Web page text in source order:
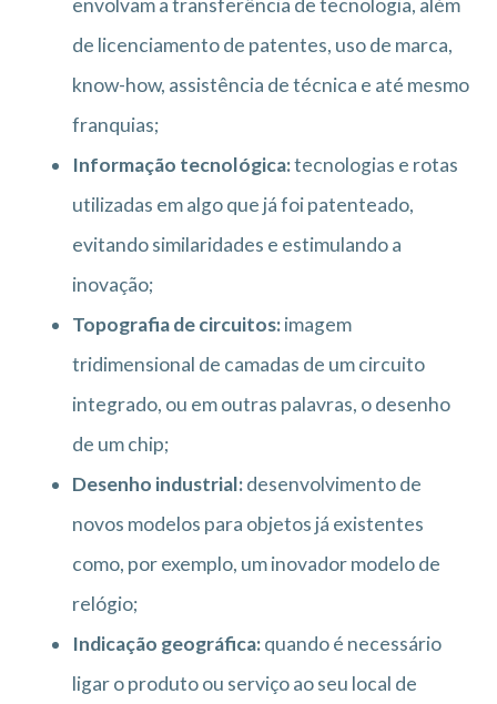
envolvam a transferência de tecnologia, além
de licenciamento de patentes, uso de marca,
know-how, assistência de técnica e até mesmo
franquias;
Informação tecnológica:tecnologias e rotas
utilizadas em algo que já foi patenteado,
evitando similaridades e estimulando a
inovação;
Topografia de circuitos:imagem
tridimensional de camadas de um circuito
integrado, ou em outras palavras, o desenho
de um chip;
Desenho industrial:desenvolvimento de
novos modelos para objetos já existentes
como, por exemplo, um inovador modelo de
relógio;
Indicação geográfica:quando é necessário
ligar o produto ou serviço ao seu local de